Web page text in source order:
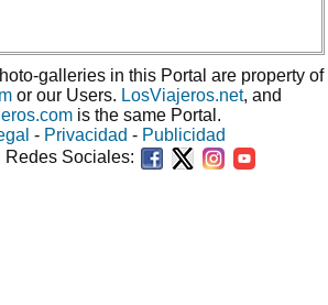
galleries in this Portal are property of
or our Users. LosViajeros.net, and
is the same Portal.
- Privacidad - Publicidad
Redes Sociales: